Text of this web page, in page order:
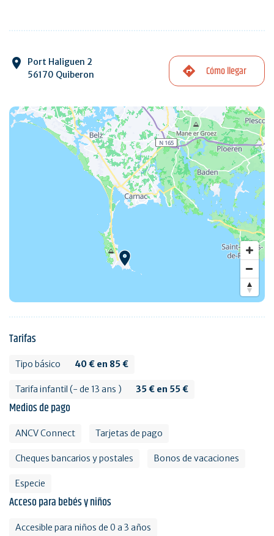
Port Haliguen 2
56170 Quiberon
Cómo llegar
Tarifas
Tipo básico 40 € en 85 €
Tarifa infantil (- de 13 ans ) 35 € en 55 €
Medios de pago
ANCV Connect Tarjetas de pago
Cheques bancarios y postales Bonos de vacaciones
Especie
Acceso para bebés y niños
Accesible para niños de 0 a 3 años